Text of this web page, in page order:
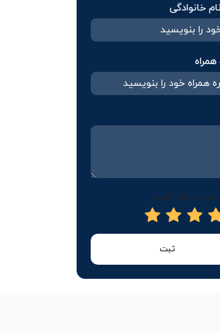
خانوادگی
خود را وارد کنید
ثبت